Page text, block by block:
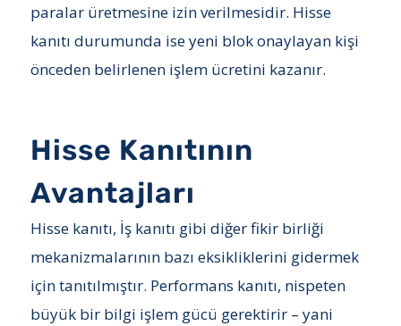
paralar üretmesine izin verilmesidir. Hisse
kanıtı durumunda ise yeni blok onaylayan kişi
önceden belirlenen işlem ücretini kazanır.
Hisse Kanıtının
Avantajları
Hisse kanıtı, İş kanıtı gibi diğer fikir birliği
mekanizmalarının bazı eksikliklerini gidermek
için tanıtılmıştır. Performans kanıtı, nispeten
büyük bir bilgi işlem gücü gerektirir – yani